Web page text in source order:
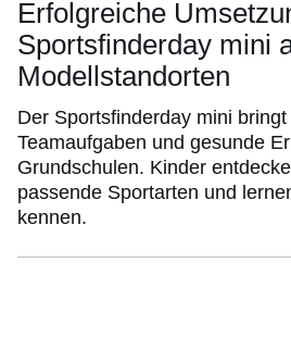
Erfolgreiche
Sportsfinderday mini
Modellstandorten
Der Sportsfinderday mini
Teamaufgaben und gesunde
Grundschulen. Kinder
passende Sportarten und
kennen.